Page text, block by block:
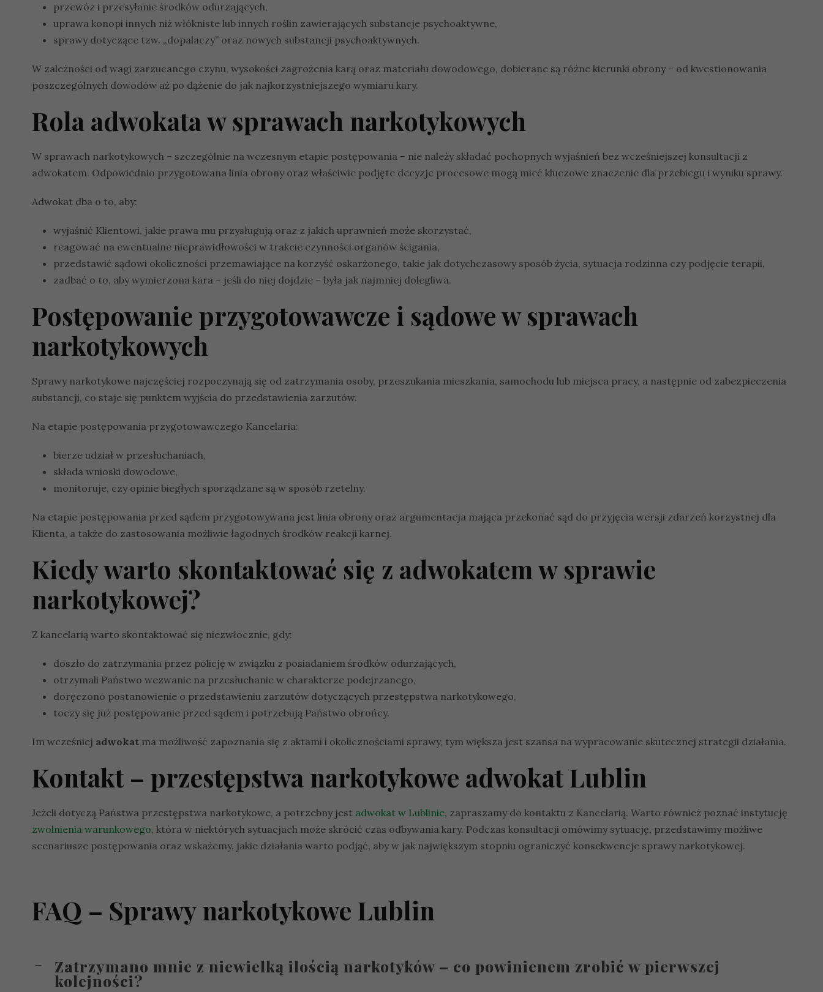
przewóz i przesyłanie środków odurzających,
uprawa konopi innych niż włókniste lub innych roślin zawierających substancje psychoaktywne,
sprawy dotyczące tzw. „dopalaczy” oraz nowych substancji psychoaktywnych.
W zależności od wagi zarzucanego czynu, wysokości zagrożenia karą oraz materiału dowodowego, dobierane są różne kierunki obrony – od kwestionowania
poszczególnych dowodów aż po dążenie do jak najkorzystniejszego wymiaru kary.
Rola adwokata w sprawach narkotykowych
W sprawach narkotykowych – szczególnie na wczesnym etapie postępowania – nie należy składać pochopnych wyjaśnień bez wcześniejszej konsultacji z
adwokatem. Odpowiednio przygotowana linia obrony oraz właściwie podjęte decyzje procesowe mogą mieć kluczowe znaczenie dla przebiegu i wyniku sprawy.
Adwokat dba o to, aby:
wyjaśnić Klientowi, jakie prawa mu przysługują oraz z jakich uprawnień może skorzystać,
reagować na ewentualne nieprawidłowości w trakcie czynności organów ścigania,
przedstawić sądowi okoliczności przemawiające na korzyść oskarżonego, takie jak dotychczasowy sposób życia, sytuacja rodzinna czy podjęcie terapii,
zadbać o to, aby wymierzona kara – jeśli do niej dojdzie – była jak najmniej dolegliwa.
Postępowanie przygotowawcze i sądowe w sprawach
narkotykowych
Sprawy narkotykowe najczęściej rozpoczynają się od zatrzymania osoby, przeszukania mieszkania, samochodu lub miejsca pracy, a następnie od zabezpieczenia
substancji, co staje się punktem wyjścia do przedstawienia zarzutów.
Na etapie postępowania przygotowawczego Kancelaria:
bierze udział w przesłuchaniach,
składa wnioski dowodowe,
monitoruje, czy opinie biegłych sporządzane są w sposób rzetelny.
Na etapie postępowania przed sądem przygotowywana jest linia obrony oraz argumentacja mająca przekonać sąd do przyjęcia wersji zdarzeń korzystnej dla
Klienta, a także do zastosowania możliwie łagodnych środków reakcji karnej.
Kiedy warto skontaktować się z adwokatem w sprawie
narkotykowej?
Z kancelarią warto skontaktować się niezwłocznie, gdy:
doszło do zatrzymania przez policję w związku z posiadaniem środków odurzających,
otrzymali Państwo wezwanie na przesłuchanie w charakterze podejrzanego,
doręczono postanowienie o przedstawieniu zarzutów dotyczących przestępstwa narkotykowego,
toczy się już postępowanie przed sądem i potrzebują Państwo obrońcy.
Im wcześniej adwokat ma możliwość zapoznania się z aktami i okolicznościami sprawy, tym większa jest szansa na wypracowanie skutecznej strategii działania.
Kontakt – przestępstwa narkotykowe adwokat Lublin
Jeżeli dotyczą Państwa przestępstwa narkotykowe, a potrzebny jest adwokat w Lublinie, zapraszamy do kontaktu z Kancelarią. Warto również poznać instytucję
zwolnienia warunkowego, która w niektórych sytuacjach może skrócić czas odbywania kary. Podczas konsultacji omówimy sytuację, przedstawimy możliwe
scenariusze postępowania oraz wskażemy, jakie działania warto podjąć, aby w jak największym stopniu ograniczyć konsekwencje sprawy narkotykowej.
FAQ – Sprawy narkotykowe Lublin
Zatrzymano mnie z niewielką ilością narkotyków – co powinienem zrobić w pierwszej
kolejności?